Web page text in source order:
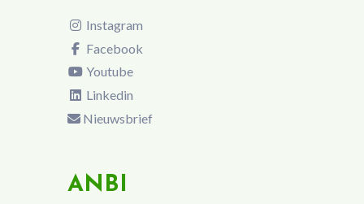
Instagram
Facebook
Youtube
Linkedin
Nieuwsbrief
ANBI